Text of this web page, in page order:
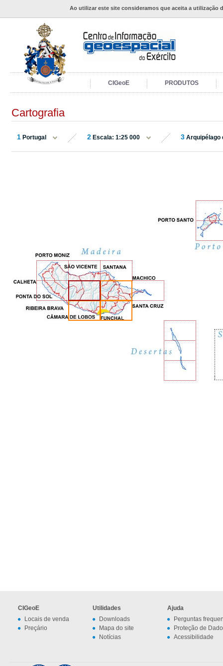
Ao utilizar este site consideramos que aceita a utilização
CIGeoE PRODUTOS
Cartografia
1 Portugal 2 Escala: 1:25 000 3 Arquipélago
CIGeoE
Locais de venda
Preçário
Utilidades
Downloads
Mapa do site
Notícias
Ajuda
Perguntas
Proteção de
Acessibilidade